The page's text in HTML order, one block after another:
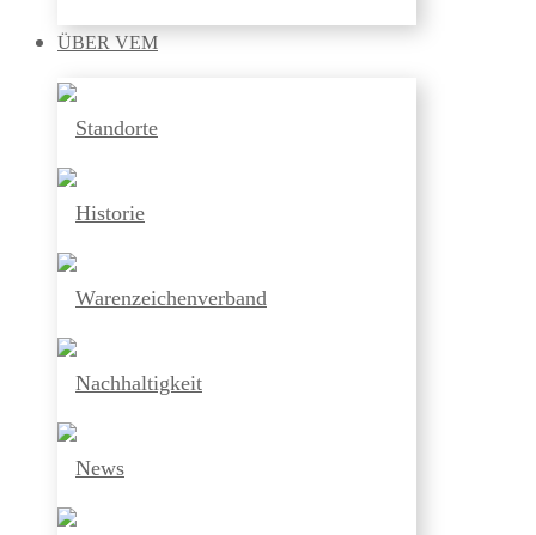
ÜBER VEM
Standorte
Historie
Warenzeichenverband
Nachhaltigkeit
News